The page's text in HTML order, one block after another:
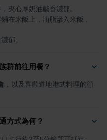
在米飯上，油脂滲入米飯，
郁。
群前往用餐？
，以及喜歡道地港式料理的顧
方式為何？